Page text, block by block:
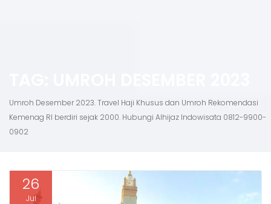
Umroh Desember 2023. Travel Haji Khusus dan Umroh Rekomendasi
Kemenag RI berdiri sejak 2000. Hubungi Alhijaz Indowisata 0812-9900-
0902
26
Jul